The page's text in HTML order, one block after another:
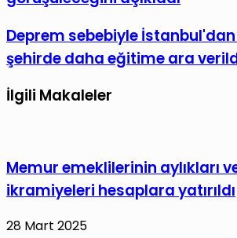
DEM
Parti
ile
bugün
görüşüleceğini
açıkladı
Deprem
sebebiyle
İstanbul'dan
sonra
eğitime
ara
Deprem sebebiyle
şehirde daha eğitime ara
İlgili Makaleler
Memur emeklilerinin aylıkları
ikramiyeleri hesaplara yatırıldı
28 Mart 2025